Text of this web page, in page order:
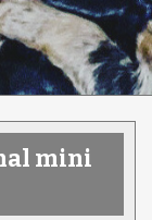
mini